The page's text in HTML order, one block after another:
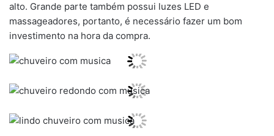
alto. Grande parte também possui luzes LED e
massageadores, portanto, é necessário fazer um bom
investimento na hora da compra.